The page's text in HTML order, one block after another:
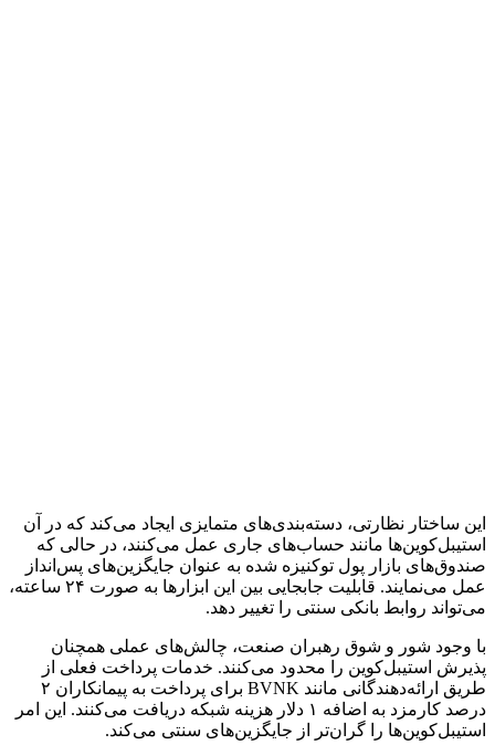
این ساختار نظارتی، دسته‌بندی‌های متمایزی ایجاد می‌کند که در آن
استیبل‌کوین‌ها مانند حساب‌های جاری عمل می‌کنند، در حالی که
صندوق‌های بازار پول توکنیزه شده به عنوان جایگزین‌های پس‌انداز
عمل می‌نمایند. قابلیت جابجایی بین این ابزارها به صورت ۲۴ ساعته،
می‌تواند روابط بانکی سنتی را تغییر دهد.
با وجود شور و شوق رهبران صنعت، چالش‌های عملی همچنان
پذیرش استیبل‌کوین را محدود می‌کنند. خدمات پرداخت فعلی از
طریق ارائه‌دهندگانی مانند BVNK برای پرداخت به پیمانکاران ۲
درصد کارمزد به اضافه ۱ دلار هزینه شبکه دریافت می‌کنند. این امر
استیبل‌کوین‌ها را گران‌تر از جایگزین‌های سنتی می‌کند.